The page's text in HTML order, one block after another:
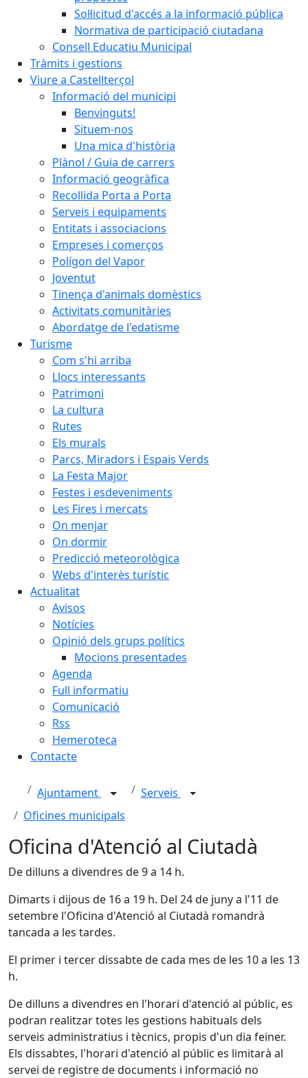
Sol·licitud d'accés a la informació pública
Normativa de participació ciutadana
Consell Educatiu Municipal
Tràmits i gestions
Viure a Castellterçol
Informació del municipi
Benvinguts!
Situem-nos
Una mica d'història
Plànol / Guia de carrers
Informació geogràfica
Recollida Porta a Porta
Serveis i equipaments
Entitats i associacions
Empreses i comerços
Polígon del Vapor
Joventut
Tinença d'animals domèstics
Activitats comunitàries
Abordatge de l'edatisme
Turisme
Com s'hi arriba
Llocs interessants
Patrimoni
La cultura
Rutes
Els murals
Parcs, Miradors i Espais Verds
La Festa Major
Festes i esdeveniments
Les Fires i mercats
On menjar
On dormir
Predicció meteorològica
Webs d'interès turístic
Actualitat
Avisos
Notícies
Opinió dels grups polítics
Mocions presentades
Agenda
Full informatiu
Comunicació
Rss
Hemeroteca
Contacte
Ajuntament
Serveis
Oficines municipals
Oficina d'Atenció al Ciutadà
De dilluns a divendres de 9 a 14 h.
Dimarts i dijous de 16 a 19 h. Del 24 de juny a l'11 de
setembre l'Oficina d'Atenció al Ciutadà romandrà
tancada a les tardes.
El primer i tercer dissabte de cada mes de les 10 a les 13
h.
De dilluns a divendres en l'horari d'atenció al públic, es
podran realitzar totes les gestions habituals dels
serveis administratius i tècnics, propis d'un dia feiner.
Els dissabtes, l'horari d'atenció al públic es limitarà al
servei de registre de documents i informació no